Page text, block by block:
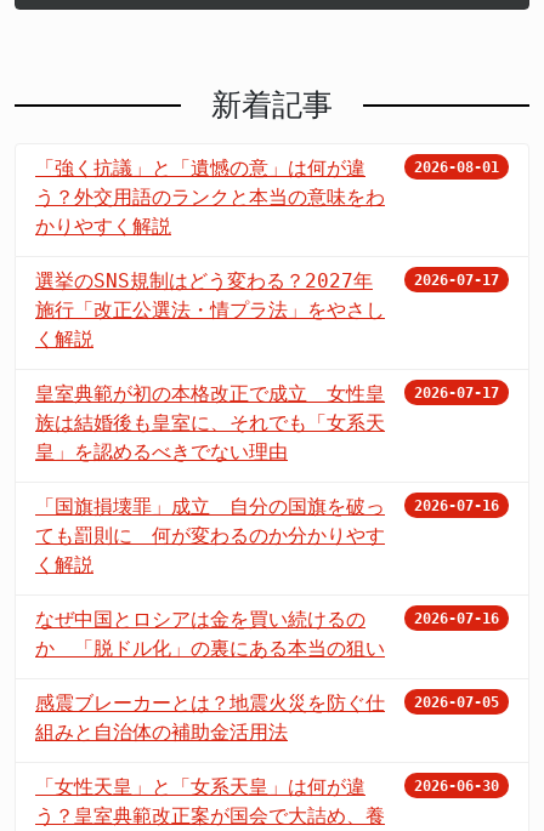
新着記事
「強く抗議」と「遺憾の意」は何が違
う？外交用語のランクと本当の意味をわ
かりやすく解説
2026-08-01
選挙のSNS規制はどう変わる？2027年
施行「改正公選法・情プラ法」をやさし
く解説
2026-07-17
皇室典範が初の本格改正で成立 女性皇
族は結婚後も皇室に、それでも「女系天
皇」を認めるべきでない理由
2026-07-17
「国旗損壊罪」成立 自分の国旗を破っ
ても罰則に 何が変わるのか分かりやす
く解説
2026-07-16
なぜ中国とロシアは金を買い続けるの
か 「脱ドル化」の裏にある本当の狙い
2026-07-16
感震ブレーカーとは？地震火災を防ぐ仕
組みと自治体の補助金活用法
2026-07-05
「女性天皇」と「女系天皇」は何が違
う？皇室典範改正案が国会で大詰め、養
2026-06-30